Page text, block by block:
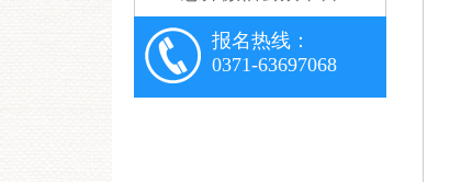
报名热线：
0371-63697068